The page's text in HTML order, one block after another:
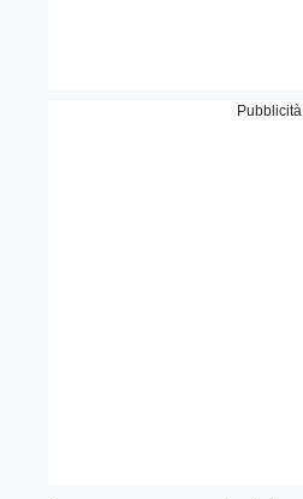
Pubblicità